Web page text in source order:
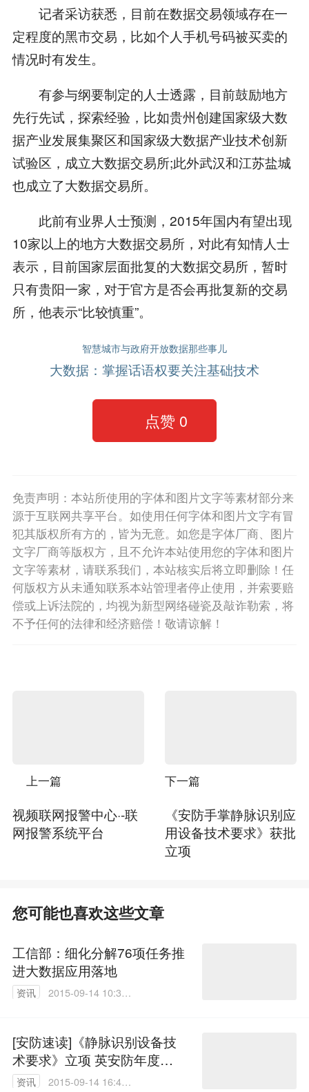
记者采访获悉，目前在数据交易领域存在一
定程度的黑市交易，比如个人手机号码被买卖的
情况时有发生。
有参与纲要制定的人士透露，目前鼓励地方
先行先试，探索经验，比如贵州创建国家级大数
据产业发展集聚区和国家级大数据产业技术创新
试验区，成立大数据交易所;此外武汉和江苏盐城
也成立了大数据交易所。
此前有业界人士预测，2015年国内有望出现
10家以上的地方大数据交易所，对此有知情人士
表示，目前国家层面批复的大数据交易所，暂时
只有贵阳一家，对于官方是否会再批复新的交易
所，他表示“比较慎重”。
智慧城市与政府开放数据那些事儿
大数据：掌握话语权要关注基础技术
点赞 0
免责声明：本站所使用的字体和图片文字等素材部分来
源于互联网共享平台。如使用任何字体和图片文字有冒
犯其版权所有方的，皆为无意。如您是字体厂商、图片
文字厂商等版权方，且不允许本站使用您的字体和图片
文字等素材，请联系我们，本站核实后将立即删除！任
何版权方从未通知联系本站管理者停止使用，并索要赔
偿或上诉法院的，均视为新型网络碰瓷及敲诈勒索，将
不予任何的法律和经济赔偿！敬请谅解！
上一篇
视频联网报警中心·-联
网报警系统平台
下一篇
《安防手掌静脉识别应
用设备技术要求》获批
立项
您可能也喜欢这些文章
工信部：细化分解76项任务推
进大数据应用落地
资讯
2015-09-14 10:35:
[安防速读]《静脉识别设备技
术要求》立项 英安防年度概
况
资讯
2015-09-14 16:40: